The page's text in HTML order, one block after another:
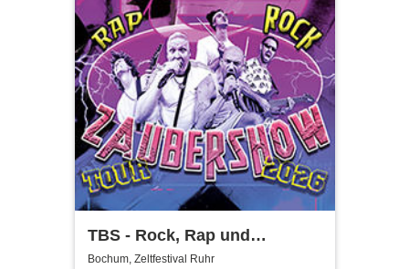
TBS - Rock, Rap und
Zaubershow Tour 2026
Bochum, Zeltfestival Ruhr